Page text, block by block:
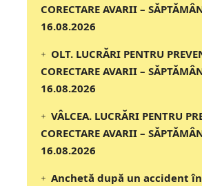
CORECTARE AVARII –
16.08.2026
OLT. LUCRĂRI PENTRU
CORECTARE AVARII –
16.08.2026
VÂLCEA. LUCRĂRI PENTRU
CORECTARE AVARII –
16.08.2026
Anchetă după un accident